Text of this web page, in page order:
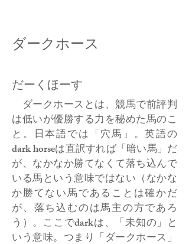
ダークホース
だーくほーす
ダークホースとは、競馬で前評判
は低いが優勝する力を秘めた馬のこ
と。日本語では「穴馬」。英語の
dark horseは直訳すれば「暗い馬」だ
が、なかなか勝てなくて落ち込んで
いる馬という意味ではない（なかな
か勝てない馬であることは確かだ
が、落ち込むのは馬主の方であろ
う）。ここでdarkは、「未知の」と
いう意味。つまり「ダークホース」